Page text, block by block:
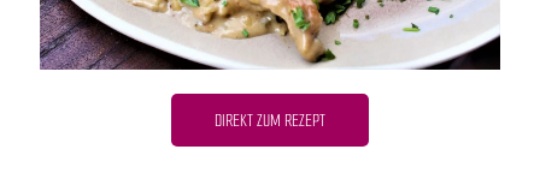
DIREKT ZUM REZEPT